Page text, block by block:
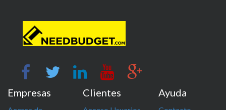
Empresas Clientes Ayuda